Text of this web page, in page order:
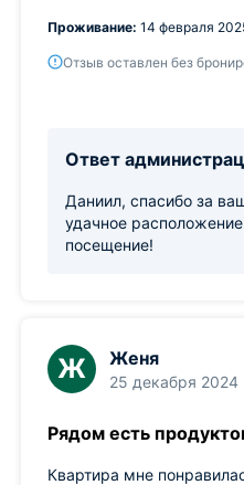
Проживание: 14 февраля
Отзыв оставлен без
Ответ
Даниил, спасибо за
удачное
посещение!
Ж Женя
25 декабря 2024
Рядом есть
Квартира мне